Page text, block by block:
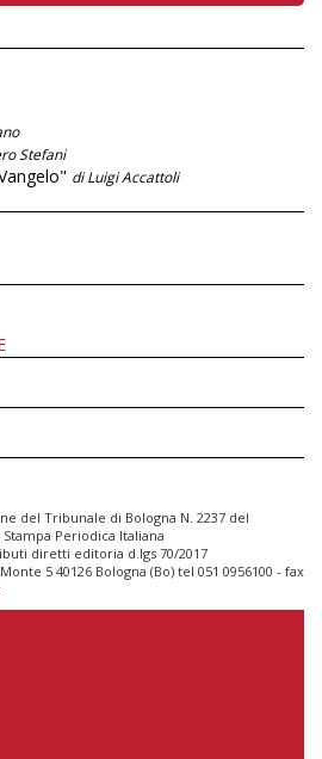
Stefani
di Luigi Accattoli
del Tribunale di Bologna N. 2237 del
Stampa Periodica Italiana
diretti editoria d.lgs 70/2017
5 40126 Bologna (Bo) tel 051 0956100 - fax